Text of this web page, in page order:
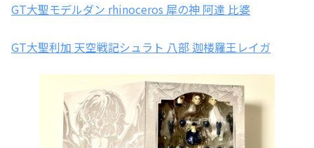
GT大聖モデルダン rhinoceros 犀の神 阿達 比婆
GT大聖利加 天空戦記シュラト 八部 迦楼羅王レイガ